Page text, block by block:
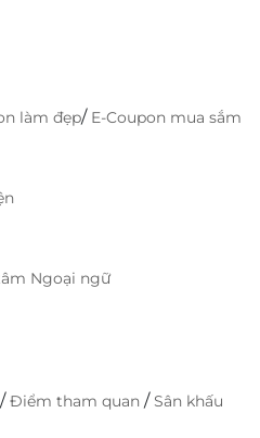
làm đẹp/ E-Coupon mua sắm
Ngoại ngữ
/Điểm tham quan /Sân khấu